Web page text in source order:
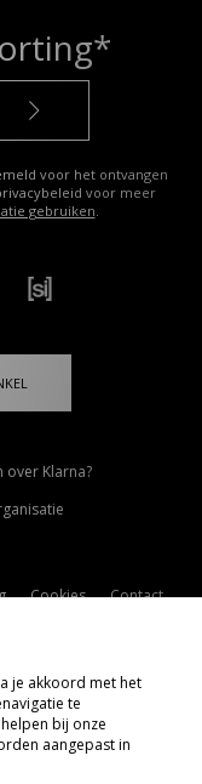
voor het ontvangen
voor meer
gebruiken.
over Klarna?
Cookies
Contact
je akkoord met het
te
bij onze
aangepast in